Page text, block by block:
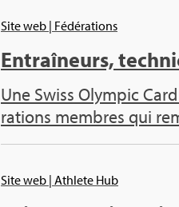
Site web | Fédé­ra­tions
Entraî­neurs,
Une Swiss Olym­pic
ra­tions membres qui
Site web | Ath­lete Hub